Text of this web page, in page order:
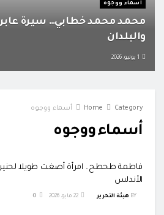
أسماء ووجوه
محمد محمد خطابي… سيرة
والبلدان
Home Category أسماء ووجوه
أسماء ووجوه
فاطمة طحطح.. امرأة أصغت طويلا
الأندلس
BY هيئة التحرير